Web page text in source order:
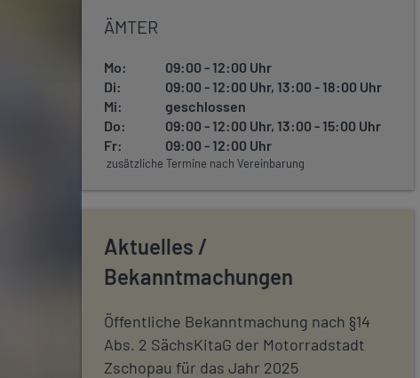
ÄMTER
Mo:
09:00 - 12:00 Uhr
Di:
09:00 - 12:00 Uhr, 13:00 - 18:00 Uhr
Mi:
geschlossen
Do:
09:00 - 12:00 Uhr, 13:00 - 15:00 Uhr
Fr:
09:00 - 12:00 Uhr
zusätzliche Termine nach Vereinbarung
Aktuelles /
Bekanntmachungen
Öffentliche Bekanntmachung nach §14
Abs. 2 SächsKitaG der Motorradstadt
Zschopau für das Jahr 2025